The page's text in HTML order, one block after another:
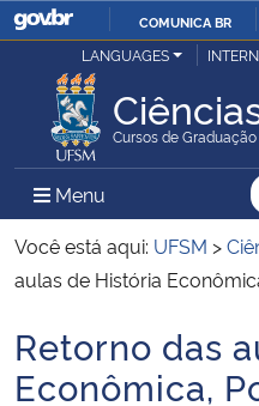
COMUNICA BR
Ministério da Justiça e Segurança
Ministério da Defesa
Ministério das Relações Exteriores
Ministério da Infraestrutura
LANGUAGES
Cursos de
Menu Menu Principal
Você está aqui: UFSM >
aulas de História
Início do conteúdo
Retorno das
Econômica,